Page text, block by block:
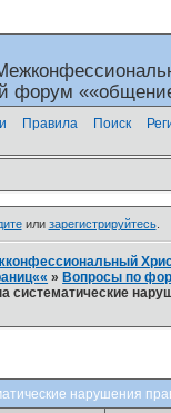
форум
Правила Поиск
или зарегистрируйтесь.
»Вопросы по
систематические
нарушения